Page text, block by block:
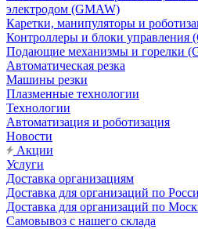
электродом (GMAW)
Каретки, манипуляторы и
Контроллеры и блоки управления
Подающие механизмы и горелки
Автоматическая резка
Машины резки
Плазменные технологии
Технологии
Автоматизация и роботизация
Новости
Акции
Услуги
Доставка организациям
Доставка для организаций по
Доставка для организаций по
Самовывоз с нашего склада